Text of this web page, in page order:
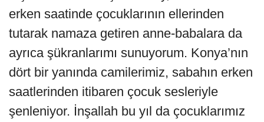
erken saatinde çocuklarının ellerinden
tutarak namaza getiren anne-babalara da
ayrıca şükranlarımı sunuyorum. Konya’nın
dört bir yanında camilerimiz, sabahın erken
saatlerinden itibaren çocuk sesleriyle
şenleniyor. İnşallah bu yıl da çocuklarımız